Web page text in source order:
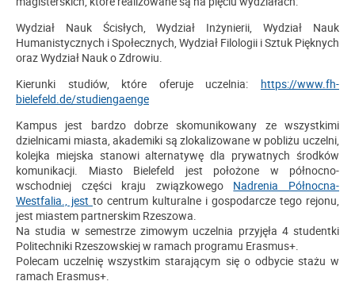
Wydział Nauk Ścisłych, Wydział Inżynierii, Wydział Nauk
Humanistycznych i Społecznych, Wydział Filologii i Sztuk Pięknych
oraz Wydział Nauk o Zdrowiu.
Kierunki studiów, które oferuje uczelnia: https://www.fh-
bielefeld.de/studiengaenge
Kampus jest bardzo dobrze skomunikowany ze wszystkimi
dzielnicami miasta, akademiki są zlokalizowane w pobliżu uczelni,
kolejka miejska stanowi alternatywę dla prywatnych środków
komunikacji. Miasto Bielefeld jest położone w północno-
wschodniej części kraju związkowego Nadrenia Północna-
Westfalia., jest to centrum kulturalne i gospodarcze tego rejonu,
jest miastem partnerskim Rzeszowa.
Na studia w semestrze zimowym uczelnia przyjęła 4 studentki
Politechniki Rzeszowskiej w ramach programu Erasmus+.
Polecam uczelnię wszystkim starającym się o odbycie stażu w
ramach Erasmus+.